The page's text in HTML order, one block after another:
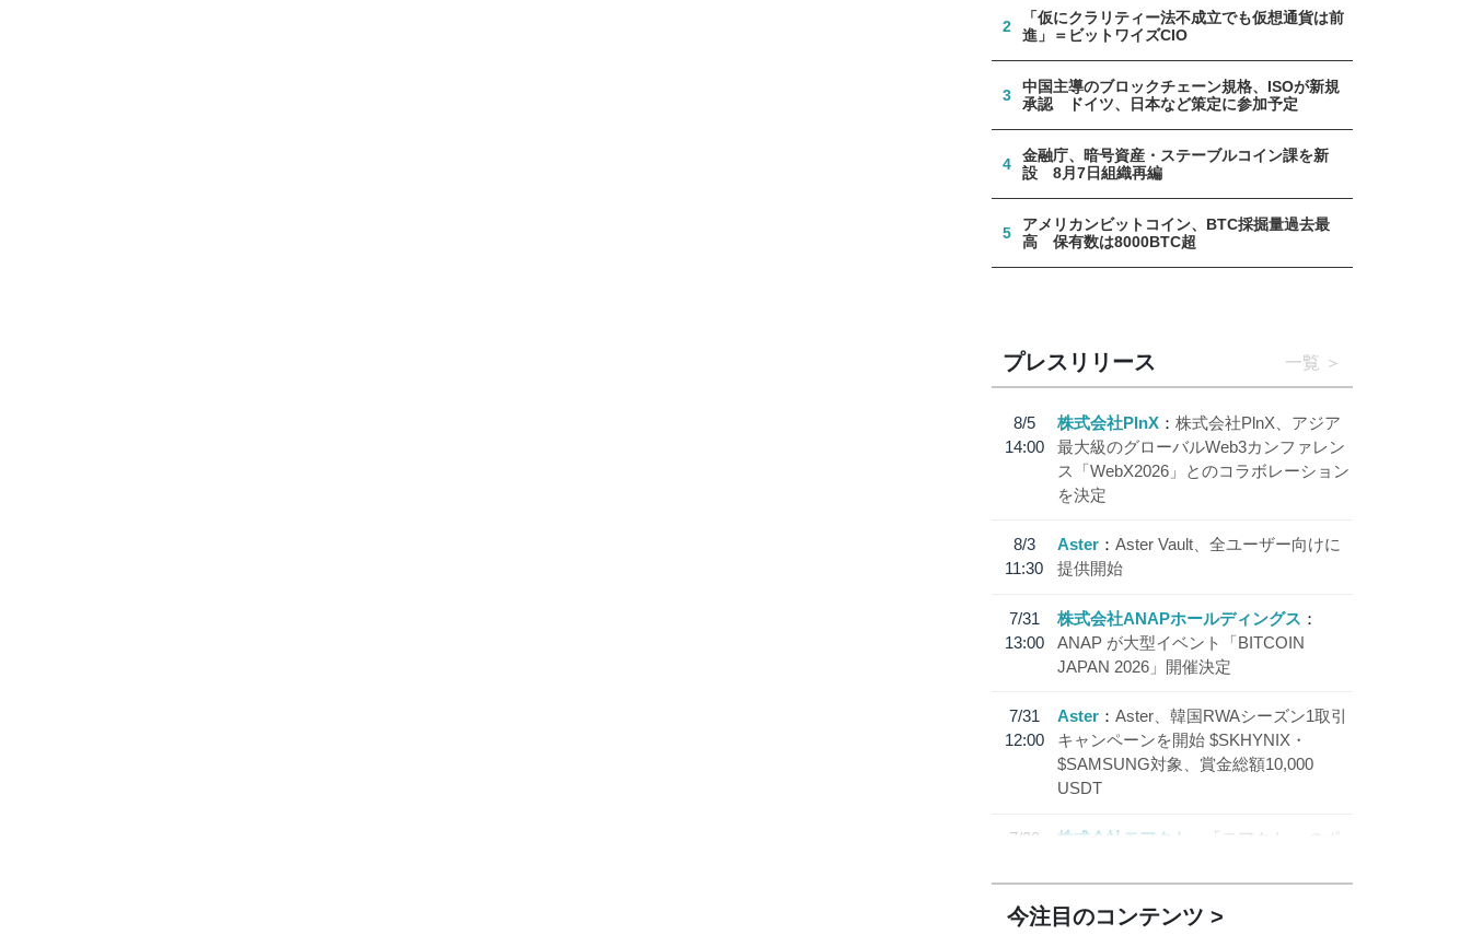
2
「仮にクラリティー法不成立でも仮想通貨は前
進」＝ビットワイズCIO
3
中国主導のブロックチェーン規格、ISOが新規
承認 ドイツ、日本など策定に参加予定
4
金融庁、暗号資産・ステーブルコイン課を新
設 8月7日組織再編
5
アメリカンビットコイン、BTC採掘量過去最
高 保有数は8000BTC超
プレスリリース 一覧
8/5
14:00
株式会社PlnX
株式会社PlnX、アジア
最大級のグローバルWeb3カンファレン
ス「WebX2026」とのコラボレーション
を決定
8/3
11:30
Aster
Aster Vault、全ユーザー向けに
提供開始
7/31
13:00
株式会社ANAPホールディングス
ANAP が大型イベント「BITCOIN
JAPAN 2026」開催決定
7/31
12:00
Aster
Aster、韓国RWAシーズン1取引
キャンペーンを開始 $SKHYNIX・
$SAMSUNG対象、賞金総額10,000
USDT
7/30
株式会社モアクト
「モアクト」 のポ
「 JPYC」を追加
今注目のコンテンツ